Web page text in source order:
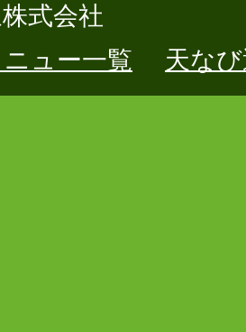
式会社
ニュー一覧
天な